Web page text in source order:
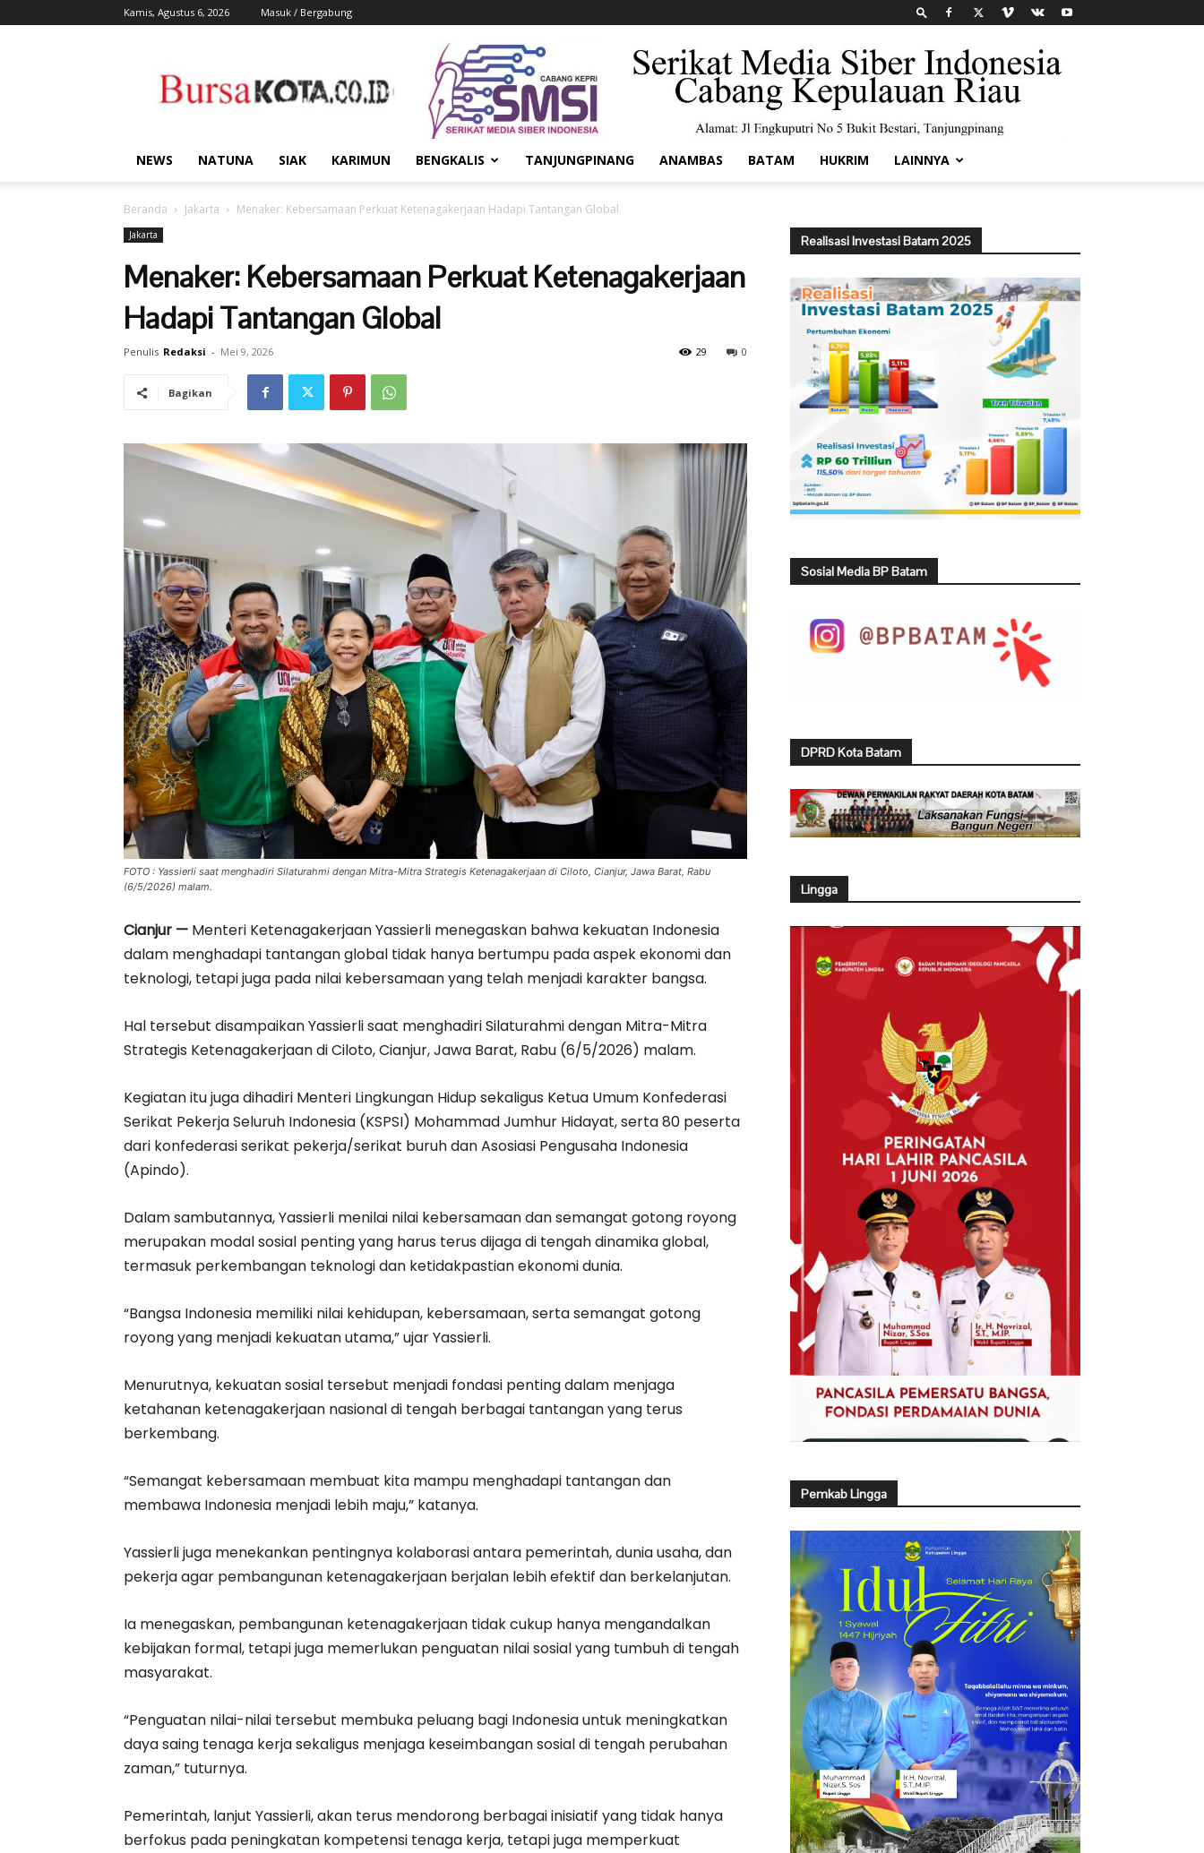
Kamis, Agustus 6, 2026 Masuk / Bergabung
Kota
NEWS NATUNA SIAK KARIMUN BENGKALIS TANJUNGPINANG ANAMBAS BATAM HUKRIM LAINNYA
Beranda Jakarta Menaker: Kebersamaan Perkuat Ketenagakerjaan Hadapi Tantangan Global
Jakarta
Menaker: Kebersamaan Perkuat Ketenagakerjaan
Hadapi Tantangan Global
Penulis Redaksi - Mei 9, 2026 0
29
Bagikan
FOTO : Yassierli saat menghadiri Silaturahmi dengan Mitra-Mitra Strategis Ketenagakerjaan di Ciloto, Cianjur, Jawa Barat, Rabu
(6/5/2026) malam.
Cianjur — Menteri Ketenagakerjaan Yassierli menegaskan bahwa kekuatan Indonesia
dalam menghadapi tantangan global tidak hanya bertumpu pada aspek ekonomi dan
teknologi, tetapi juga pada nilai kebersamaan yang telah menjadi karakter bangsa.
Hal tersebut disampaikan Yassierli saat menghadiri Silaturahmi dengan Mitra-Mitra
Strategis Ketenagakerjaan di Ciloto, Cianjur, Jawa Barat, Rabu (6/5/2026) malam.
Kegiatan itu juga dihadiri Menteri Lingkungan Hidup sekaligus Ketua Umum Konfederasi
Serikat Pekerja Seluruh Indonesia (KSPSI) Mohammad Jumhur Hidayat, serta 80 peserta
dari konfederasi serikat pekerja/serikat buruh dan Asosiasi Pengusaha Indonesia
(Apindo).
Dalam sambutannya, Yassierli menilai nilai kebersamaan dan semangat gotong royong
merupakan modal sosial penting yang harus terus dijaga di tengah dinamika global,
termasuk perkembangan teknologi dan ketidakpastian ekonomi dunia.
“Bangsa Indonesia memiliki nilai kehidupan, kebersamaan, serta semangat gotong
royong yang menjadi kekuatan utama,” ujar Yassierli.
Menurutnya, kekuatan sosial tersebut menjadi fondasi penting dalam menjaga
ketahanan ketenagakerjaan nasional di tengah berbagai tantangan yang terus
berkembang.
“Semangat kebersamaan membuat kita mampu menghadapi tantangan dan
membawa Indonesia menjadi lebih maju,” katanya.
Yassierli juga menekankan pentingnya kolaborasi antara pemerintah, dunia usaha, dan
pekerja agar pembangunan ketenagakerjaan berjalan lebih efektif dan berkelanjutan.
Ia menegaskan, pembangunan ketenagakerjaan tidak cukup hanya mengandalkan
kebijakan formal, tetapi juga memerlukan penguatan nilai sosial yang tumbuh di tengah
masyarakat.
“Penguatan nilai-nilai tersebut membuka peluang bagi Indonesia untuk meningkatkan
daya saing tenaga kerja sekaligus menjaga keseimbangan sosial di tengah perubahan
zaman,” tuturnya.
Pemerintah, lanjut Yassierli, akan terus mendorong berbagai inisiatif yang tidak hanya
berfokus pada peningkatan kompetensi tenaga kerja, tetapi juga memperkuat
Realisasi Investasi Batam 2025
Sosial Media BP Batam
DPRD Kota Batam
Lingga
Pemkab Lingga